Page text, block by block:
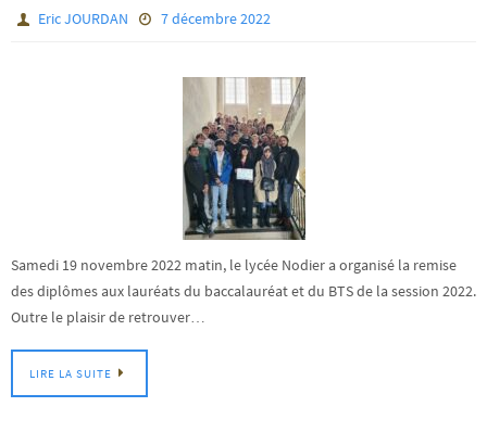
Eric JOURDAN 7 décembre 2022
Samedi 19 novembre 2022 matin, le lycée Nodier a organisé la remise
des diplômes aux lauréats du baccalauréat et du BTS de la session 2022.
Outre le plaisir de retrouver…
LIRE LA SUITE